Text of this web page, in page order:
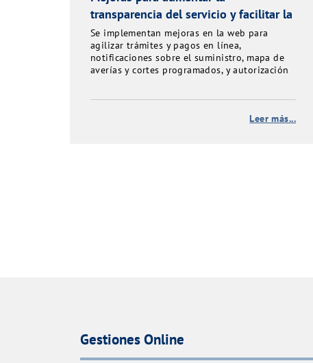
transparencia del servicio y facilitar la
gestión ciudadana
Se implementan mejoras en la web para
agilizar trámites y pagos en línea,
notificaciones sobre el suministro, mapa de
averías y cortes programados, y autorización
Leer más...
Gestiones Online